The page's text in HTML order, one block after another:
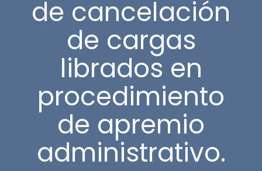
de cancelación
de cargas
librados en
procedimiento
de apremio
administrativo.